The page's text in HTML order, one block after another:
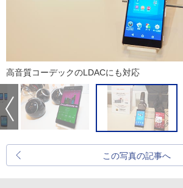
高音質コーデックのLDACにも対応
この写真の記事へ